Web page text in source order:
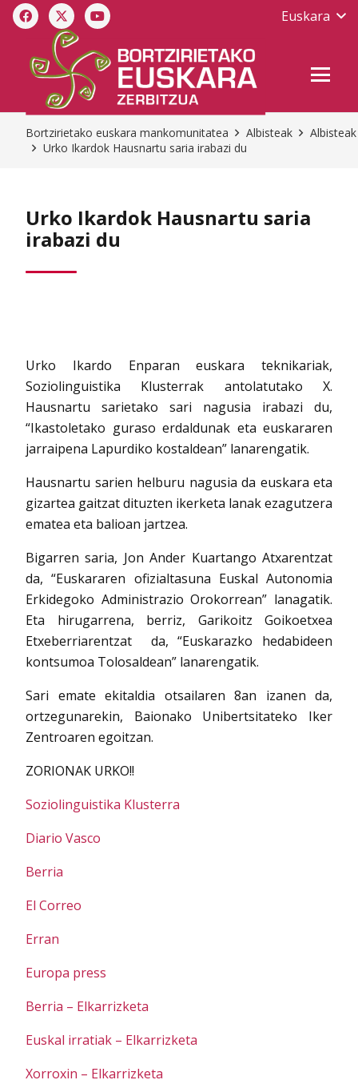
Euskara
Bortzirietako euskara mankomunitatea Albisteak
Albisteak
Urko Ikardok Hausnartu saria irabazi du
Urko Ikardok Hausnartu saria
irabazi du
Urko Ikardo Enparan euskara teknikariak,
Soziolinguistika Klusterrak antolatutako X.
Hausnartu sarietako sari nagusia irabazi du,
“Ikastoletako guraso erdaldunak eta euskararen
jarraipena Lapurdiko kostaldean” lanarengatik.
Hausnartu sarien helburu nagusia da euskara eta
gizartea gaitzat dituzten ikerketa lanak ezagutzera
ematea eta balioan jartzea.
Bigarren saria, Jon Ander Kuartango Atxarentzat
da, “Euskararen ofizialtasuna Euskal Autonomia
Erkidegoko Administrazio Orokorrean” lanagatik.
Eta hirugarrena, berriz, Garikoitz Goikoetxea
Etxeberriarentzat da, “Euskarazko hedabideen
kontsumoa Tolosaldean” lanarengatik.
Sari emate ekitaldia otsailaren 8an izanen da,
ortzegunarekin, Baionako Unibertsitateko Iker
Zentroaren egoitzan.
ZORIONAK URKO!!
Soziolinguistika Klusterra
Diario Vasco
Berria
El Correo
Erran
Europa press
Berria – Elkarrizketa
Euskal irratiak – Elkarrizketa
Xorroxin – Elkarrizketa